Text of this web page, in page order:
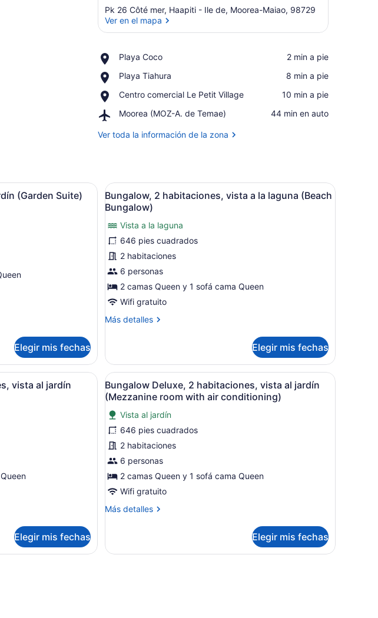
Pk 26 Côté mer, Haapiti - Ile de, Moorea-Maiao, 98729
Ver en el mapa
Playa Coco
Place,
Coco
‪2 min a pie‬
Playa Tiahura
Place,
Tiahura
‪8 min a pie‬
Centro comercial Le Petit Village
Place,
comercial
Petit
‪10 min a pie‬
Moorea (MOZ-A. de Temae)
Airport,
(MOZ-
‪44 min en auto‬
Ver toda la información de la zona
un televisor sobre un mueble blanco. Se observa una zona de cocina con armarios blancos y un
habitación de hotel moderna con una cama grande, un escritorio pequeño y una pared de piedra.
(Garden Suite)
Elegir mis fechas
Abrir
todas
fotos
de
Bungalow,
2
habitaciones,
vista
la
Bungalow)
Un dormitorio con una cama, una
4
Bungalow, 2 habitaciones, vista a la laguna (Beach
Bungalow)
Vista a la laguna
646 pies cuadrados
2 habitaciones
6 personas
2 camas Queen y 1 sofá cama Queen
Wifi gratuito
Más detalles
Más
2
habitaciones,
vista
a
la
laguna
(Beach
Bungalow)
Elegir mis fechas
terraza de madera y un porche cubierto.
casa moderna de dos pisos con una pared de piedra y un toldo rojo.
vista al jardín
Elegir mis fechas
Abrir
todas
las
fotos
de
Bungalow
Deluxe,
2
habitaciones,
al
room
Un dormitorio con una cama centrada,
9
Bungalow Deluxe, 2 habitaciones, vista al jardín
(Mezzanine room with air conditioning)
Vista al jardín
646 pies cuadrados
2 habitaciones
6 personas
2 camas Queen y 1 sofá cama Queen
Wifi gratuito
Más detalles
Más
Deluxe,
Elegir mis fechas
una lámpara colgante.